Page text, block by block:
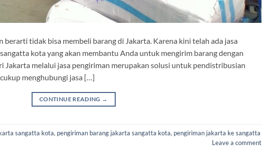
berarti tidak bisa membeli barang di Jakarta. Karena kini telah ada jasa
kota yang akan membantu Anda untuk mengirim barang dengan
Jakarta melalui jasa pengiriman merupakan solusi untuk pendistribusian
menghubungi jasa […]
CONTINUE READING →
sangatta kota, pengiriman barang jakarta sangatta kota, pengiriman jakarta ke sangatta
Leave a comment